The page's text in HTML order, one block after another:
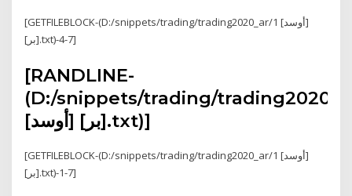
[GETFILEBLOCK-(D:/snippets/trading/trading2020_ar/1 [أوسد]
[بر].txt)-4-7]
[RANDLINE-
(D:/snippets/trading/
[أوسد] [بر].txt)]
[GETFILEBLOCK-(D:/snippets/trading/trading2020_ar/1 [أوسد]
[بر].txt)-1-7]